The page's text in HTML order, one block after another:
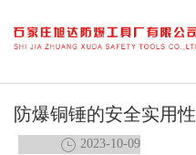
防爆铜锤的安全实用性
2023-10-09